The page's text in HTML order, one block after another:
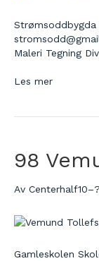
Strømsoddbygda
Maleri Tegning
Les mer
98
Av
Gamleskolen